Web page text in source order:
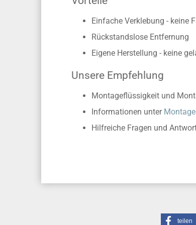
Einfache Verklebung - keine
Rückstandslose Entfernung
Eigene Herstellung - keine
Unsere Empfehlung
Montageflüssigkeit und
Informationen unter
Hilfreiche Fragen und
teilen